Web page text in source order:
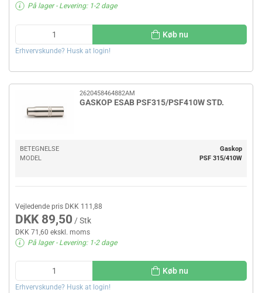
På lager- Levering: 1-2 dage
Køb nu
Erhvervskunde? Husk at login!
2620458464882AM
GASKOP ESAB PSF315/PSF410W STD.
BETEGNELSE
Gaskop
MODEL
PSF 315/410W
Vejledende pris DKK 111,88
DKK 89,50 / Stk
DKK 71,60 ekskl. moms
På lager- Levering: 1-2 dage
Køb nu
Erhvervskunde? Husk at login!